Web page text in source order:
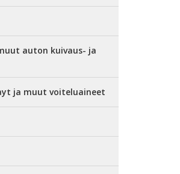
auton kuivaus- ja
ja muut voiteluaineet